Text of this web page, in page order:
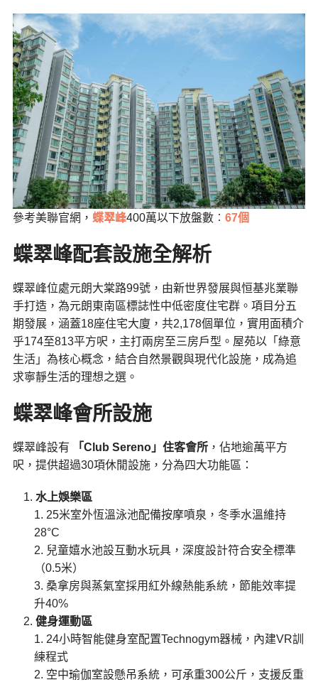
參考美聯官網， 蝶翠峰400萬以下放盤數︰ 67個
蝶翠峰配套設施全解析
蝶翠峰位處元朗大棠路99號，由新世界發展與恒基兆業聯
手打造，為元朗東南區標誌性中低密度住宅群。項目分五
期發展，涵蓋18座住宅大廈，共2,178個單位，實用面積介
乎174至813平方呎，主打兩房至三房戶型。屋苑以「綠意
生活」為核心概念，結合自然景觀與現代化設施，成為追
求寧靜生活的理想之選。
蝶翠峰會所設施
蝶翠峰設有 「Club Sereno」住客會所，佔地逾萬平方
呎，提供超過30項休閒設施，分為四大功能區：
水上娛樂區
25米室外恆溫泳池配備按摩噴泉，冬季水溫維持
28°C
兒童嬉水池設互動水玩具，深度設計符合安全標準
（0.5米）
桑拿房與蒸氣室採用紅外線熱能系統，節能效率提
升40%
健身運動區
24小時智能健身室配置Technogym器械，內建VR訓
練程式
空中瑜伽室設懸吊系統，可承重300公斤，支援反重